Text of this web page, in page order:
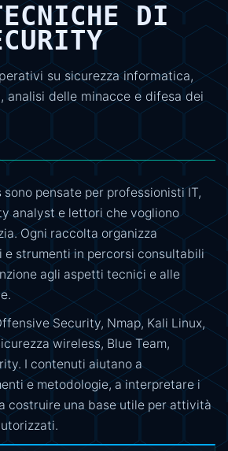
DI
su sicurezza informatica,
analisi delle minacce e difesa dei
pensate per professionisti IT,
analyst e lettori che vogliono
Ogni raccolta organizza
strumenti in percorsi consultabili
agli aspetti tecnici e alle
Security, Nmap, Kali Linux,
wireless, Blue Team,
I contenuti aiutano a
e metodologie, a interpretare i
costruire una base utile per attività